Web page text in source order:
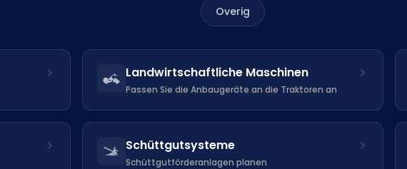
Overig
Landwirtschaftliche Maschinen
Passen Sie die Anbaugeräte an die Traktoren an
Schüttgutsysteme
Schüttgutförderanlagen planen